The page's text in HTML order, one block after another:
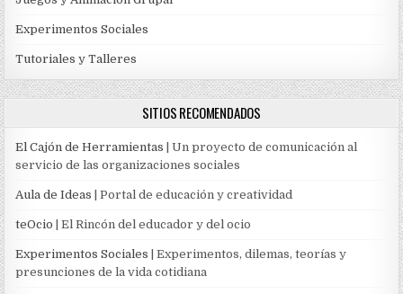
Experimentos Sociales
Tutoriales y Talleres
SITIOS RECOMENDADOS
El Cajón de Herramientas | Un proyecto de comunicación al
servicio de las organizaciones sociales
Aula de Ideas | Portal de educación y creatividad
teOcio | El Rincón del educador y del ocio
Experimentos Sociales | Experimentos, dilemas, teorías y
presunciones de la vida cotidiana